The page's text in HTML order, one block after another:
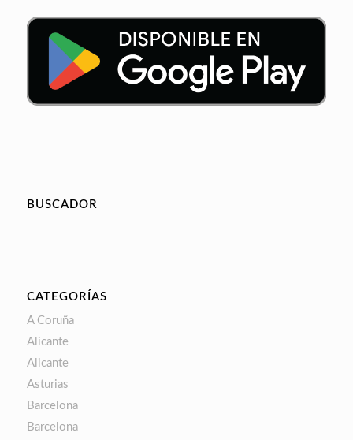
BUSCADOR
CATEGORÍAS
A Coruña
Alicante
Alicante
Asturias
Barcelona
Barcelona